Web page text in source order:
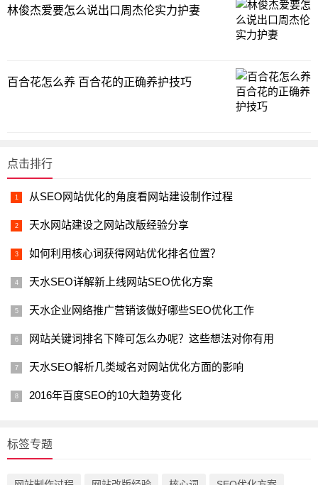
林俊杰爱要怎么说出口周杰伦实力护妻
百合花怎么养 百合花的正确养护技巧
点击排行
从SEO网站优化的角度看网站建设制作过程
天水网站建设之网站改版经验分享
如何利用核心词获得网站优化排名位置？
天水SEO详解新上线网站SEO优化方案
天水企业网络推广营销该做好哪些SEO优化工作
网站关键词排名下降可怎么办呢？这些想法对你有用
天水SEO解析几类域名对网站优化方面的影响
2016年百度SEO的10大趋势变化
标签专题